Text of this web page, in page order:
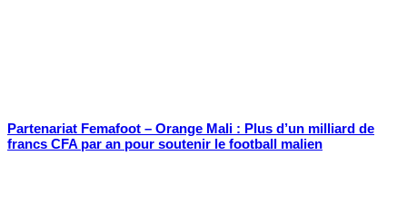
Partenariat Femafoot – Orange Mali : Plus d’un milliard de
francs CFA par an pour soutenir le football malien